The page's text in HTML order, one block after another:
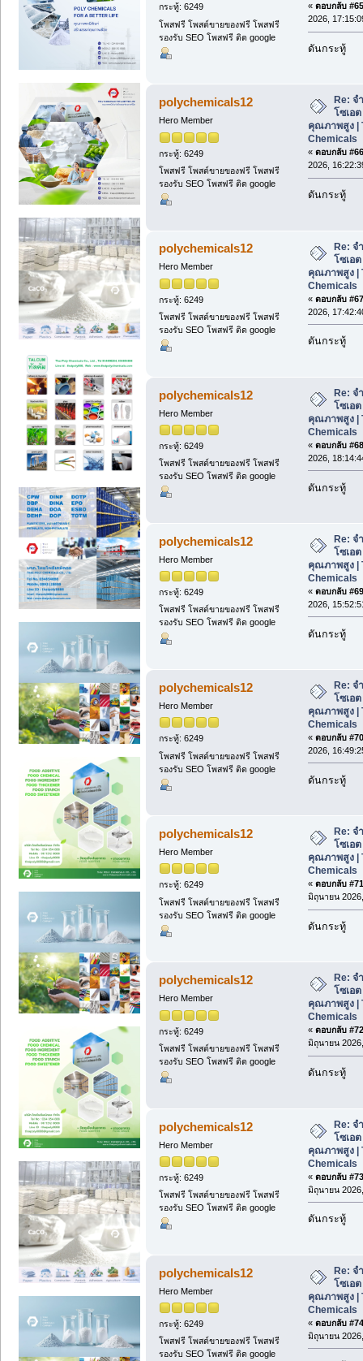
กระทู้: 6249
โพสฟรี โพสต์ขายของฟรี โพสฟรี
รองรับ SEO โพสฟรี ติด google
« ตอบกลับ
2026,
ดันกระทู้
polychemicals12
Hero Member
กระทู้: 6249
โพสฟรี โพสต์ขายของฟรี โพสฟรี
รองรับ SEO โพสฟรี ติด google
Re: จ
โซเอ
คุณภาพสูง |
Chemicals
« ตอบกลับ
2026,
ดันกระทู้
polychemicals12
Hero Member
กระทู้: 6249
โพสฟรี โพสต์ขายของฟรี โพสฟรี
รองรับ SEO โพสฟรี ติด google
Re: จ
โซเอ
คุณภาพสูง |
Chemicals
« ตอบกลับ
2026,
ดันกระทู้
polychemicals12
Hero Member
กระทู้: 6249
โพสฟรี โพสต์ขายของฟรี โพสฟรี
รองรับ SEO โพสฟรี ติด google
Re: จ
โซเอ
คุณภาพสูง |
Chemicals
« ตอบกลับ
2026,
ดันกระทู้
polychemicals12
Hero Member
กระทู้: 6249
โพสฟรี โพสต์ขายของฟรี โพสฟรี
รองรับ SEO โพสฟรี ติด google
Re: จ
โซเอ
คุณภาพสูง |
Chemicals
« ตอบกลับ
2026,
ดันกระทู้
polychemicals12
Hero Member
กระทู้: 6249
โพสฟรี โพสต์ขายของฟรี โพสฟรี
รองรับ SEO โพสฟรี ติด google
Re: จ
โซเอ
คุณภาพสูง |
Chemicals
« ตอบกลับ
2026,
ดันกระทู้
polychemicals12
Hero Member
กระทู้: 6249
โพสฟรี โพสต์ขายของฟรี โพสฟรี
รองรับ SEO โพสฟรี ติด google
Re: จ
โซเอ
คุณภาพสูง |
Chemicals
« ตอบกลับ
มิถุนายน
ดันกระทู้
polychemicals12
Hero Member
กระทู้: 6249
โพสฟรี โพสต์ขายของฟรี โพสฟรี
รองรับ SEO โพสฟรี ติด google
Re: จ
โซเอ
คุณภาพสูง |
Chemicals
« ตอบกลับ
มิถุนายน
ดันกระทู้
polychemicals12
Hero Member
กระทู้: 6249
โพสฟรี โพสต์ขายของฟรี โพสฟรี
รองรับ SEO โพสฟรี ติด google
Re: จ
โซเอ
คุณภาพสูง |
Chemicals
« ตอบกลับ
มิถุนายน
ดันกระทู้
polychemicals12
Hero Member
กระทู้: 6249
โพสฟรี โพสต์ขายของฟรี โพสฟรี
รองรับ SEO โพสฟรี ติด google
Re: จ
โซเอ
คุณภาพสูง |
Chemicals
« ตอบกลับ
มิถุนายน